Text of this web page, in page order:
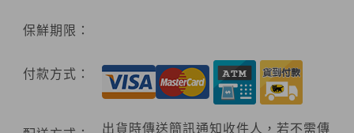
保鮮期限：
付款方式：
出貨時傳送簡訊通知收件人，若不需傳